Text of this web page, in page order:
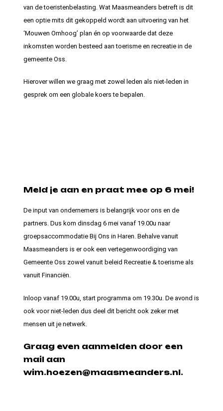
van de toeristenbelasting. Wat Maasmeanders betreft is dit
een optie mits dit gekoppeld wordt aan uitvoering van het
‘Mouwen Omhoog’ plan én op voorwaarde dat deze
inkomsten worden besteed aan toerisme en recreatie in de
gemeente Oss.
Hierover willen we graag met zowel leden als niet-leden in
gesprek om een globale koers te bepalen.
Meld je aan en praat mee op 6 mei!
De input van ondernemers is belangrijk voor ons en de
partners. Dus kom dinsdag 6 mei vanaf 19.00u naar
groepsaccommodatie Bij Ons in Haren. Behalve vanuit
Maasmeanders is er ook een vertegenwoordiging van
Gemeente Oss zowel vanuit beleid Recreatie & toerisme als
vanuit Financiën.
Inloop vanaf 19.00u, start programma om 19.30u. De avond is
ook voor niet-leden dus deel dit bericht ook zeker met
mensen uit je netwerk.
Graag even aanmelden door een
mail aan
wim.hoezen@maasmeanders.nl.